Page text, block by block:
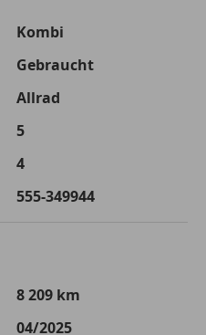
120 Monate
€ 75 000,-
€ 105 661,-
€ 0,-
€ 880,51
Kombi
Gebraucht
Allrad
5
4
555-349944
8 209 km
04/2025